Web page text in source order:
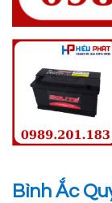
Bình Ắc